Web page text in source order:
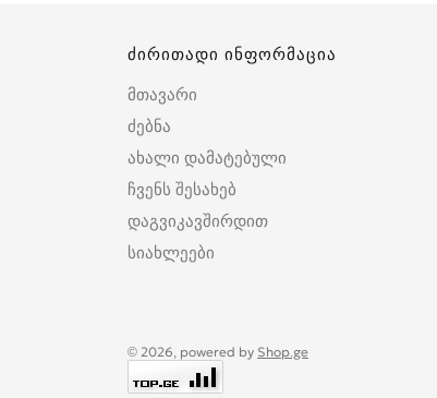
ძირითადი ინფორმაცია
მთავარი
ძებნა
ახალი დამატებული
ჩვენს შესახებ
დაგვიკავშირდით
სიახლეები
© 2026, powered by Shop.ge